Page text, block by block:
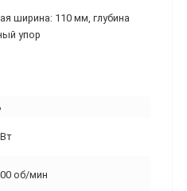
ширина: 110 мм, глубина
упор
об/мин